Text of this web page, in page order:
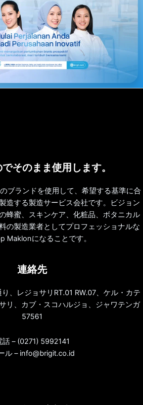
そのまま使用します。
ブランドを使用して、希望する基準に合
造する製造サービス会社です。ビジョン
蜂蜜、スキンケア、化粧品、ボタニカル
の製造業者としてプロフェッショナルな
Maklonになることです。
連絡先
、レジョサリRT.01 RW.07、ケル・カテ
リ、カブ・スコハルジョ、ジャワテンガ
57561
話 – (0271) 5992141
ル – info@brigit.co.id